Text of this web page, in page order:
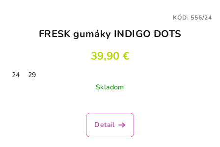
FRESK gumáky INDIGO DOTS
39,90 €
24
29
Skladom
Detail
KÓD: 556/24